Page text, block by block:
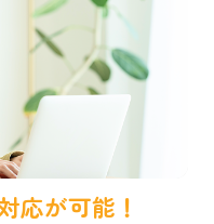
応が可能！